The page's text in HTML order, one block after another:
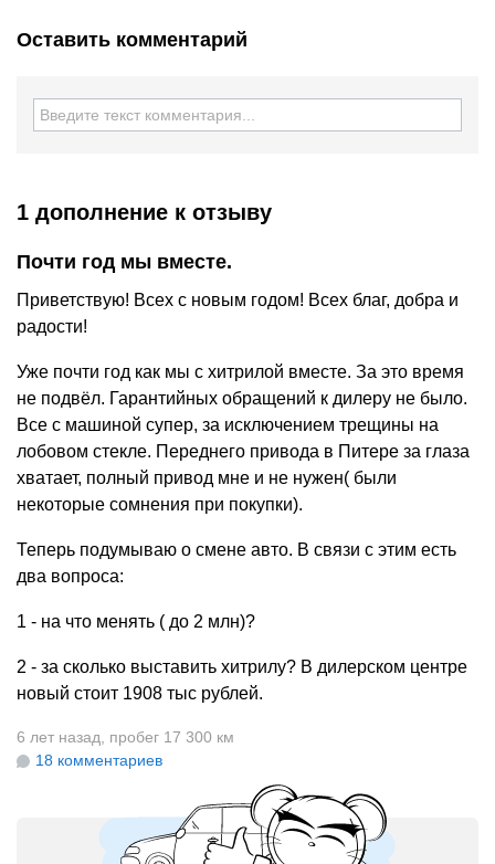
Оставить комментарий
1 дополнение к отзыву
Почти год мы вместе.
Приветствую! Всех с новым годом! Всех благ, добра и
радости!
Уже почти год как мы с хитрилой вместе. За это время
не подвёл. Гарантийных обращений к дилеру не было.
Все с машиной супер, за исключением трещины на
лобовом стекле. Переднего привода в Питере за глаза
хватает, полный привод мне и не нужен( были
некоторые сомнения при покупки).
Теперь подумываю о смене авто. В связи с этим есть
два вопроса:
1 - на что менять ( до 2 млн)?
2 - за сколько выставить хитрилу? В дилерском центре
новый стоит 1908 тыс рублей.
6 лет назад
пробег 17 300 км
18 комментариев